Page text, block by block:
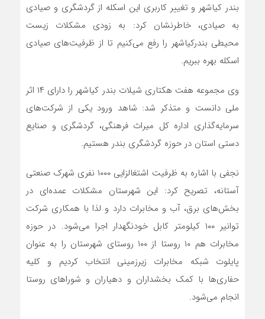
بندر کیاشهر و تغییر کاربری این اسکله از گردشگری و صیادی
به صیادی، خاطرنشان کرد: به زودی مشکلات زیست
محیطی بندرکیاشهر را رفع می‌کنیم تا از ظرفیت‌های صیادی
اسکله بهره ببریم.
وی مجموعه هفت هکتاری شیلات بندر کیاشهر را دارای ۱۴ اثر
ملی دانست و متذکر شد: شاهد ورود یکی از شرکت‌های
سرمایه‌گذاری اداره کل میراث فرهنگی، گردشگری و صنایع
دستی استان در حوزه گردشگری بندر هستیم.
نجفی با اشاره به ظرفیت اشتغالزایی ۱۰۰۰ نفری شهرک صنعتی
آستانه، تصریح کرد: این شهرستان مشکلات عمده‌ای در
بخش‌های برق، آب و مخابرات دارد و لذا با همکاری شرکت
توانیر ۱۰۰ کیلومتر کابل خودنگهدار اجرا می‌شود. در حوزه
مخابرات هم ۱۰ روستا از ۱۰۰ روستای شهرستان را به عنوان
پایلوت شبکه مخابرات زیرزمینی انتخاب کردیم و کلیه
حفاری‌ها با کمک بخشداران و دهیاران و شوراهای روستا
انجام می‌شود.